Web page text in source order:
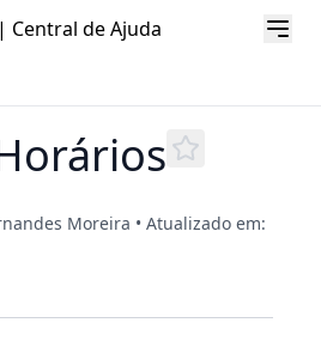
| Central de Ajuda
Moreira • Atualizado em: